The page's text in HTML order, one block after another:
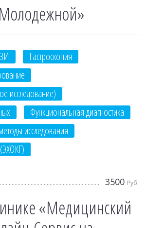
Гастроскопия
исследование)
Функциональная диагностика
исследования
3500 Руб.
«Медицинский